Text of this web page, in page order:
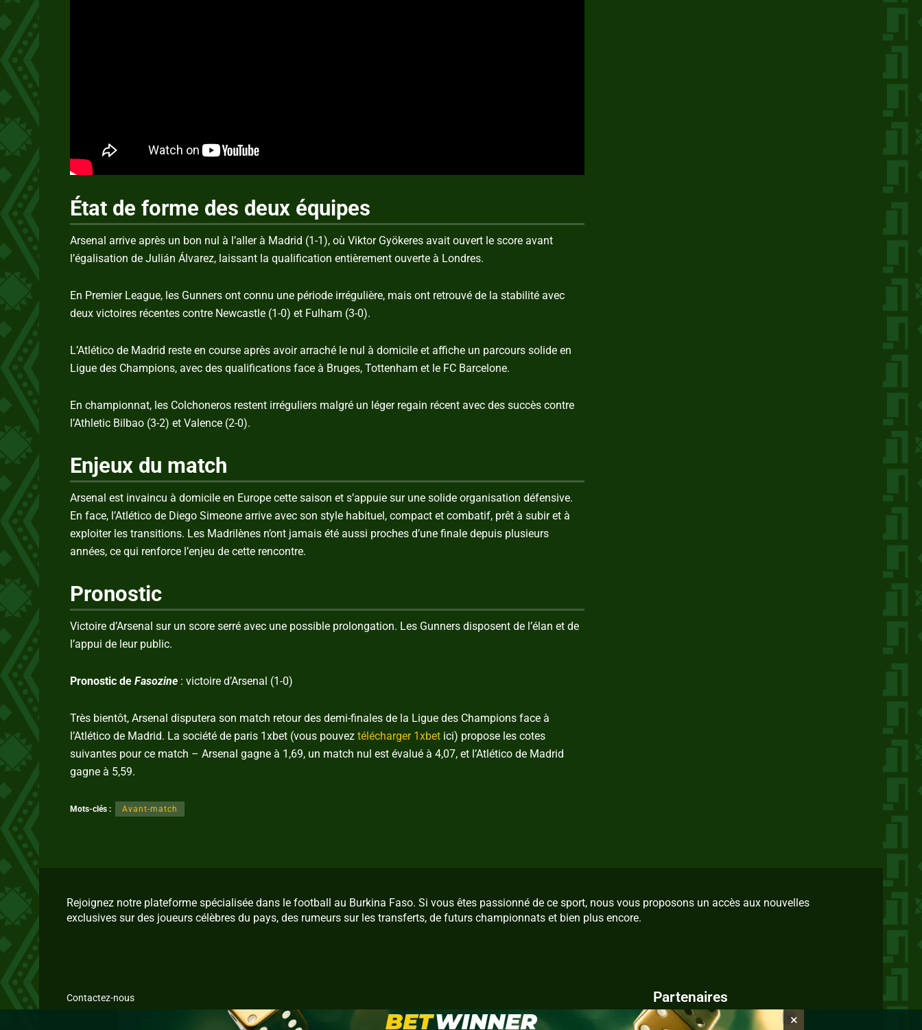
État de forme des deux équipes
Arsenal arrive après un bon nul à l’aller à Madrid (1-1), où Viktor Gyökeres avait ouvert le score avant
l’égalisation de Julián Álvarez, laissant la qualification entièrement ouverte à Londres.
En Premier League, les Gunners ont connu une période irrégulière, mais ont retrouvé de la stabilité avec
deux victoires récentes contre Newcastle (1-0) et Fulham (3-0).
L’Atlético de Madrid reste en course après avoir arraché le nul à domicile et affiche un parcours solide en
Ligue des Champions, avec des qualifications face à Bruges, Tottenham et le FC Barcelone.
En championnat, les Colchoneros restent irréguliers malgré un léger regain récent avec des succès contre
l’Athletic Bilbao (3-2) et Valence (2-0).
Enjeux du match
Arsenal est invaincu à domicile en Europe cette saison et s’appuie sur une solide organisation défensive.
En face, l’Atlético de Diego Simeone arrive avec son style habituel, compact et combatif, prêt à subir et à
exploiter les transitions. Les Madrilènes n’ont jamais été aussi proches d’une finale depuis plusieurs
années, ce qui renforce l’enjeu de cette rencontre.
Pronostic
Victoire d’Arsenal sur un score serré avec une possible prolongation. Les Gunners disposent de l’élan et de
l’appui de leur public.
Pronostic de Fasozine : victoire d’Arsenal (1-0)
Très bientôt, Arsenal disputera son match retour des demi-finales de la Ligue des Champions face à
l’Atlético de Madrid. La société de paris 1xbet (vous pouvez télécharger 1xbet ici) propose les cotes
suivantes pour ce match – Arsenal gagne à 1,69, un match nul est évalué à 4,07, et l’Atlético de Madrid
gagne à 5,59.
Mots-clés : Avant-match
Rejoignez notre plateforme spécialisée dans le football au Burkina Faso. Si vous êtes passionné de ce sport, nous vous proposons un accès aux nouvelles
exclusives sur des joueurs célèbres du pays, des rumeurs sur les transferts, de futurs championnats et bien plus encore.
Contactez-nous Partenaires
IvoireZine.com ×